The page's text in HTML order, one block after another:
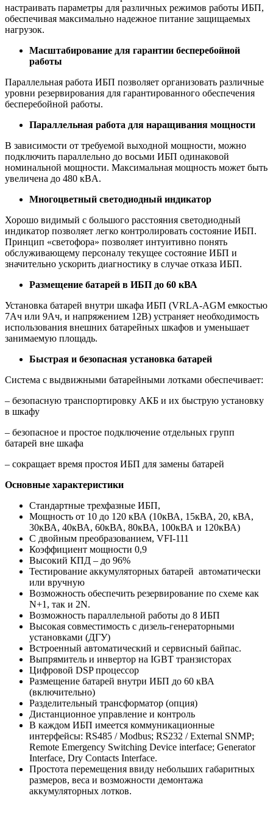
настраивать параметры для различных режимов работы ИБП,
обеспечивая максимально надежное питание защищаемых
нагрузок.
Масштабирование для гарантии бесперебойной
работы
Параллельная работа ИБП позволяет организовать различные
уровни резервирования для гарантированного обеспечения
бесперебойной работы.
Параллельная работа для наращивания мощности
В зависимости от требуемой выходной мощности, можно
подключить параллельно до восьми ИБП одинаковой
номинальной мощности. Максимальная мощность может быть
увеличена до 480 кВA.
Многоцветный светодиодный индикатор
Хорошо видимый с большого расстояния светодиодный
индикатор позволяет легко контролировать состояние ИБП.
Принцип «светофора» позволяет интуитивно понять
обслуживающему персоналу текущее состояние ИБП и
значительно ускорить диагностику в случае отказа ИБП.
Размещение батарей в ИБП до 60 кВА
Установка батарей внутри шкафа ИБП (VRLA-AGM емкостью
7Ач или 9Ач, и напряжением 12В) устраняет необходимость
использования внешних батарейных шкафов и уменьшает
занимаемую площадь.
Быстрая и безопасная установка батарей
Система с выдвижными батарейными лотками обеспечивает:
– безопасную транспортировку АКБ и их быструю установку
в шкафу
– безопасное и простое подключение отдельных групп
батарей вне шкафа
– сокращает время простоя ИБП для замены батарей
Основные характеристики
Стандартные трехфазные ИБП,
Мощность от 10 до 120 кВА (10кВА, 15кВА, 20, кВА,
30кВА, 40кВА, 60кВА, 80кВА, 100кВА и 120кВА)
С двойным преобразованием, VFI-111
Коэффициент мощности 0,9
Высокий КПД – до 96%
Тестирование аккумуляторных батарей автоматически
или вручную
Возможность обеспечить резервирование по схеме как
N+1, так и 2N.
Возможность параллельной работы до 8 ИБП
Высокая совместимость с дизель-генераторными
установками (ДГУ)
Встроенный автоматический и сервисный байпас.
Выпрямитель и инвертор на IGBT транзисторах
Цифровой DSP процессор
Размещение батарей внутри ИБП до 60 кВА
(включительно)
Разделительный трансформатор (опция)
Дистанционное управление и контроль
В каждом ИБП имеется коммуникационные
интерфейсы: RS485 / Modbus; RS232 / External SNMP;
Remote Emergency Switching Device interface; Generator
Interface, Dry Contacts Interface.
Простота перемещения ввиду небольших габаритных
размеров, веса и возможности демонтажа
аккумуляторных лотков.